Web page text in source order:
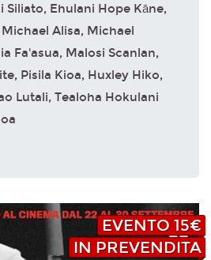
Siliato, Ehulani Hope Kāne,
Michael Alisa, Michael
Fa'asua, Malosi Scanlan,
Pisila Kioa, Huxley Hiko,
Lutali, Tealoha Hokulani
EVENTO 15€
IN PREVENDITA